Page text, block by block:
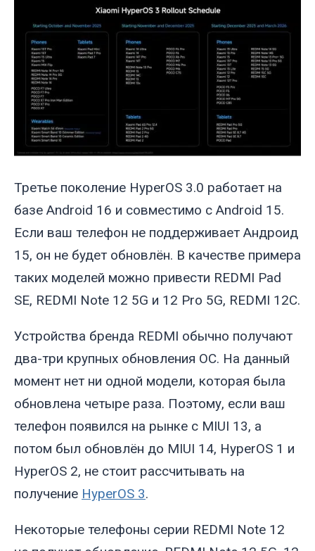
Третье поколение HyperOS 3.0 работает на
базе Android 16 и совместимо с Android 15.
Если ваш телефон не поддерживает Андроид
15, он не будет обновлён. В качестве примера
таких моделей можно привести REDMI Pad
SE, REDMI Note 12 5G и 12 Pro 5G, REDMI 12C.
Устройства бренда REDMI обычно получают
два-три крупных обновления ОС. На данный
момент нет ни одной модели, которая была
обновлена четыре раза. Поэтому, если ваш
телефон появился на рынке с MIUI 13, а
потом был обновлён до MIUI 14, HyperOS 1 и
HyperOS 2, не стоит рассчитывать на
получение HyperOS 3.
Некоторые телефоны серии REDMI Note 12